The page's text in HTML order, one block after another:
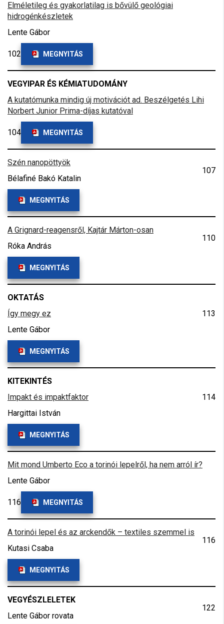
Elméletileg és gyakorlatilag is bővülő geológiai
hidrogénkészletek
Lente Gábor
102 MEGNYITÁS
VEGYIPAR ÉS KÉMIATUDOMÁNY
A kutatómunka mindig új motivációt ad. Beszélgetés Lihi
Norbert Junior Prima-díjas kutatóval
104 MEGNYITÁS
Szén nanopöttyök
Bélafiné Bakó Katalin
107
MEGNYITÁS
A Grignard-reagensről, Kajtár Márton-osan
Róka András
110
MEGNYITÁS
OKTATÁS
Így megy ez
Lente Gábor
113
MEGNYITÁS
KITEKINTÉS
Impakt és impaktfaktor
Hargittai István
114
MEGNYITÁS
Mit mond Umberto Eco a torinói lepelről, ha nem arról ír?
Lente Gábor
116 MEGNYITÁS
A torinói lepel és az arckendők – textiles szemmel is
Kutasi Csaba
116
MEGNYITÁS
VEGYÉSZLELETEK
Lente Gábor rovata
122